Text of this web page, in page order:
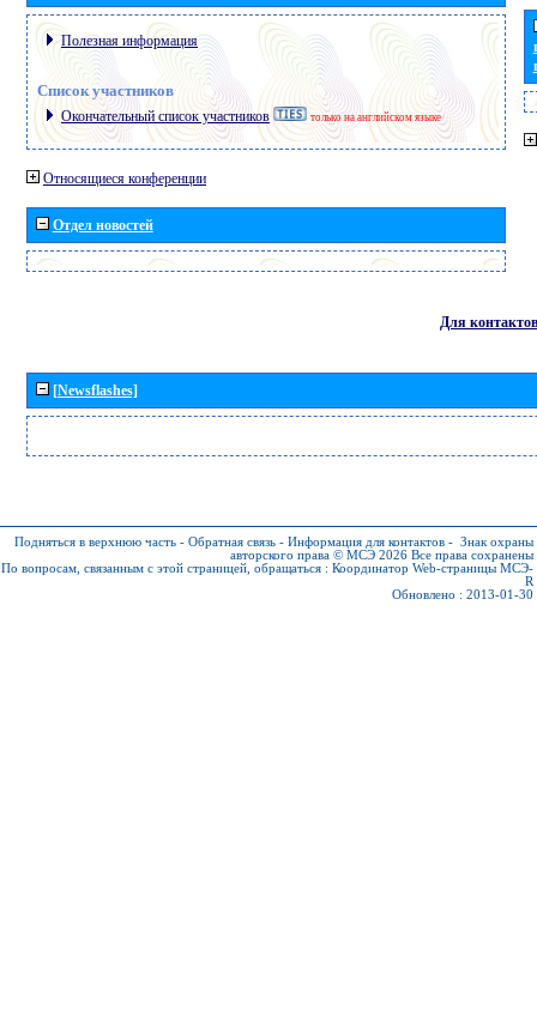
Полезная информация
Список участников
Окончательный список участников только на английском языке
Относящиеся конференции
Отдел новостей
Для контактов
[Newsflashes]
Подняться в верхнюю часть - Обратная связь - Информация для контактов - Знак охраны
авторского права © МСЭ 2026 Все права сохранены
По вопросам, связанным с этой страницей, обращаться : Координатор Web-страницы МСЭ-
R
Обновлено : 2013-01-30